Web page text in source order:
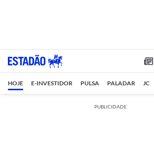
HOJE E-INVESTIDOR PULSA PALADAR JC
PUBLICIDADE